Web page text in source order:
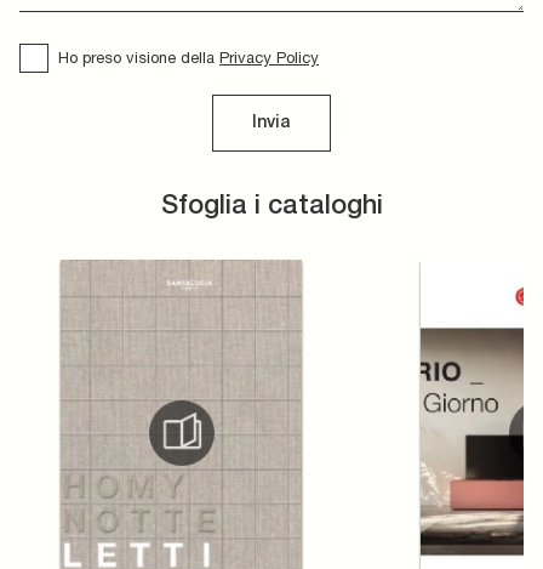
Sfoglia i cataloghi
Ho preso visione della Privacy Policy
Invia